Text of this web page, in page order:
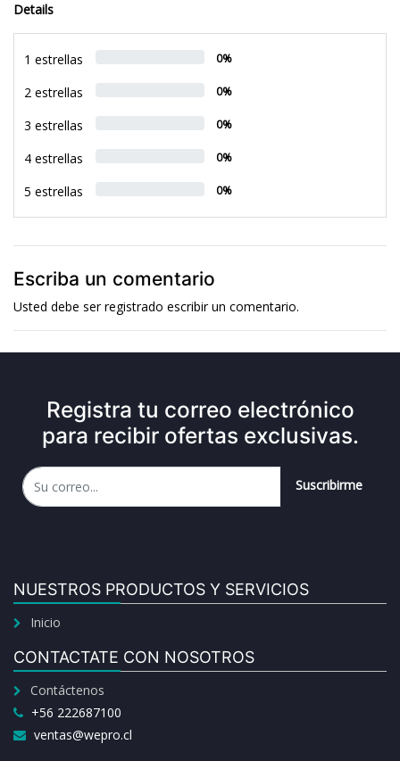
Details
1 estrellas 0%
2 estrellas 0%
3 estrellas 0%
4 estrellas 0%
5 estrellas 0%
Escriba un comentario
Usted debe serregistrado escribir un comentario.
Registra tu correo electrónico
para recibir ofertas exclusivas.
Suscribirme
NUESTROS PRODUCTOS Y SERVICIOS
Inicio
CONTACTATE CON NOSOTROS
Contáctenos
+56 222687100
ventas@wepro.cl